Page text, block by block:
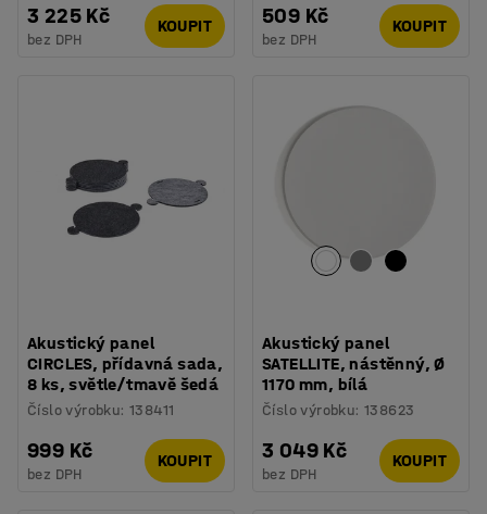
3 225 Kč
bez DPH
KOUPIT 509 Kč
bez DPH
KOUPIT
Akustický panel
CIRCLES, přídavná sada,
8 ks, světle/tmavě šedá
Číslo výrobku:138411
999 Kč
bez DPH
KOUPIT
Akustický panel
SATELLITE, nástěnný, Ø
1170 mm, bílá
Číslo výrobku:138623
3 049 Kč
bez DPH
KOUPIT